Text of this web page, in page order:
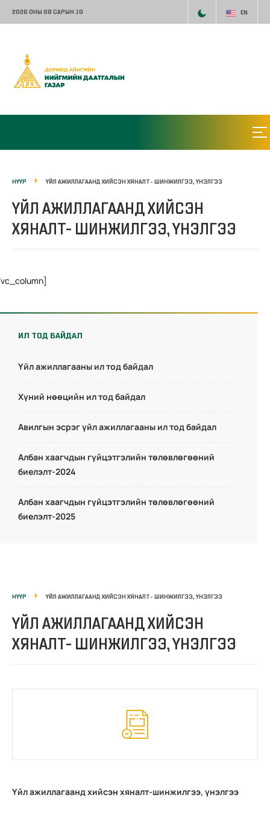
2026 ОНЫ 08 САРЫН 10 EN
НҮҮР ҮЙЛ АЖИЛЛАГААНД ХИЙСЭН ХЯНАЛТ- ШИНЖИЛГЭЭ, ҮНЭЛГЭЭ
ҮЙЛ АЖИЛЛАГААНД ХИЙСЭН
ХЯНАЛТ- ШИНЖИЛГЭЭ, ҮНЭЛГЭЭ
ИЛ ТОД БАЙДАЛ
Үйл ажиллагааны ил тод байдал
Хүний нөөцийн ил тод байдал
Авилгын эсрэг үйл ажиллагааны ил тод байдал
Албан хаагчдын гүйцэтгэлийн төлөвлөгөөний
биелэлт-2024
Албан хаагчдын гүйцэтгэлийн төлөвлөгөөний
биелэлт-2025
НҮҮР ҮЙЛ АЖИЛЛАГААНД ХИЙСЭН ХЯНАЛТ- ШИНЖИЛГЭЭ, ҮНЭЛГЭЭ
ҮЙЛ АЖИЛЛАГААНД ХИЙСЭН
ХЯНАЛТ- ШИНЖИЛГЭЭ, ҮНЭЛГЭЭ
Үйл ажиллагаанд хийсэн хяналт-шинжилгээ, үнэлгээ